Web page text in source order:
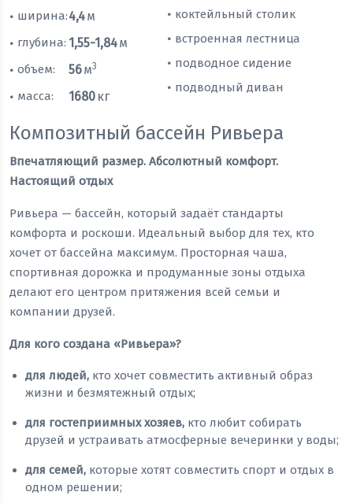
• ширина:4,4м
• глубина: 1,55-1,84м
• объем: 56м3
• масса: 1680 кг
• коктейльный столик
• встроенная лестница
• подводное сидение
• подводный диван
Композитный бассейн Ривьера
Впечатляющий размер. Абсолютный комфорт.
Настоящий отдых
Ривьера — бассейн, который задаёт стандарты
комфорта и роскоши. Идеальный выбор для тех, кто
хочет от бассейна максимум. Просторная чаша,
спортивная дорожка и продуманные зоны отдыха
делают его центром притяжения всей семьи и
компании друзей.
Для кого создана «Ривьера»?
для людей, кто хочет совместить активный образ
жизни и безмятежный отдых;
для гостеприимных хозяев, кто любит собирать
друзей и устраивать атмосферные вечеринки у воды;
для семей, которые хотят совместить спорт и отдых в
одном решении;